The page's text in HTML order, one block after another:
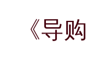
《导